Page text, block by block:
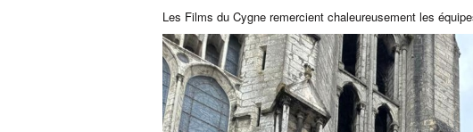
Les Films du Cygne remercient chaleureusement les